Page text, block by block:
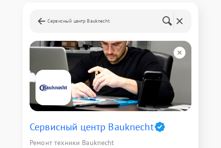
Сервисный центр Bauknecht
Сервисный центр Bauknecht
Ремонт техники Bauknecht